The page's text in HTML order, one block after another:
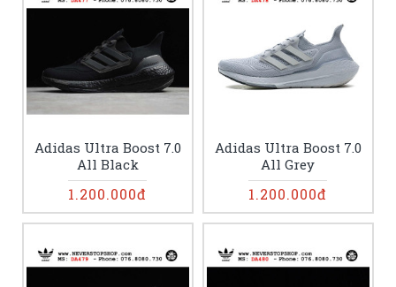
Adidas Ultra Boost 7.0
All Black
1.200.000đ
Adidas Ultra Boost 7.0
All Grey
1.200.000đ